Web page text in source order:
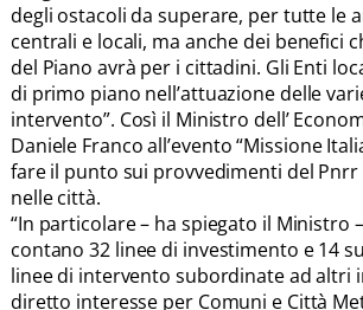
degli ostacoli da superare, per tutte le
centrali e locali, ma anche dei benefici
del Piano avrà per i cittadini. Gli Enti
di primo piano nell’attuazione delle
intervento”. Così il Ministro dell’
Daniele Franco all’evento “Missione
fare il punto sui provvedimenti del Pnrr
nelle città.
“In particolare – ha spiegato il Ministro
contano 32 linee di investimento e 14
linee di intervento subordinate ad altri
diretto interesse per Comuni e Città